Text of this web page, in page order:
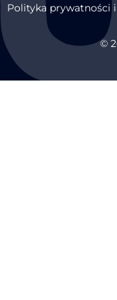
Polityka prywatności
©